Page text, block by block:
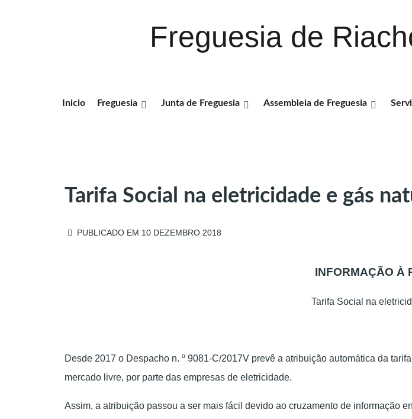
Freguesia de
Inicio Freguesia Junta de Freguesia Assembleia de Freguesia
Tarifa Social na eletricidade e gás
PUBLICADO EM 10 DEZEMBRO 2018
INFORMAÇÃO À
Tarifa Social na
Desde 2017 o Despacho n. º 9081-C/2017V prevê a atribuição automática da
mercado livre, por parte das empresas de eletricidade.
Assim, a atribuição passou a ser mais fácil devido ao cruzamento de informação